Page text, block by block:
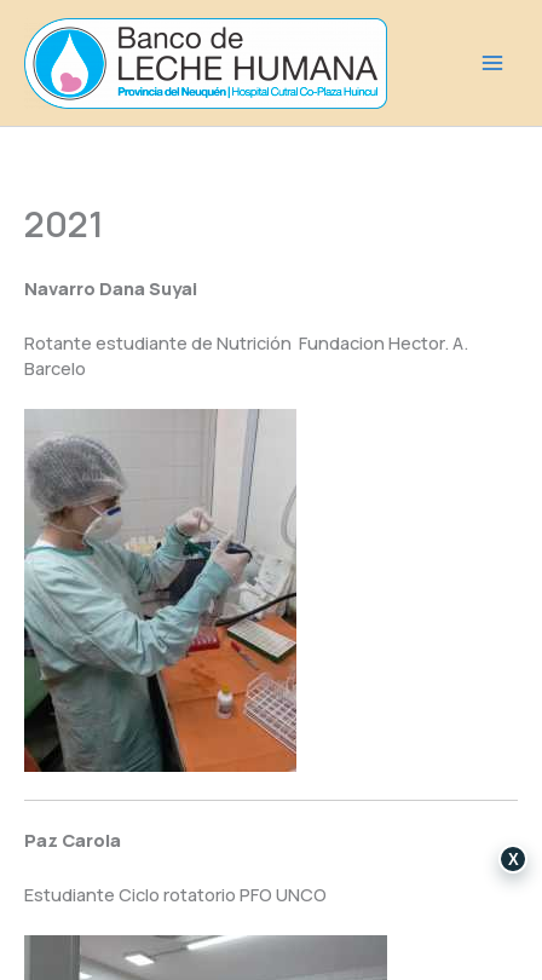
contenido
2021
Navarro Dana Suyai
Rotante estudiante de Nutrición Fundacion Hector. A.
Barcelo
Paz Carola
Estudiante Ciclo rotatorio PFO UNCO
X